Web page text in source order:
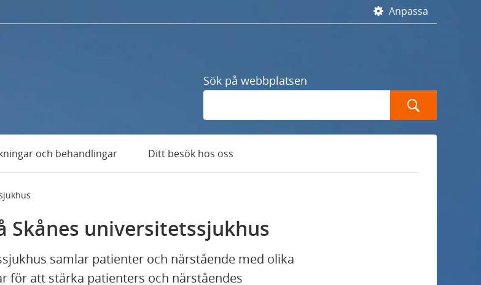
Anpassa
Sök på webbplatsen
och behandlingar Ditt besök hos oss
Skånes universitetssjukhus
samlar patienter och närstående med olika
för att stärka patienters och närståendes